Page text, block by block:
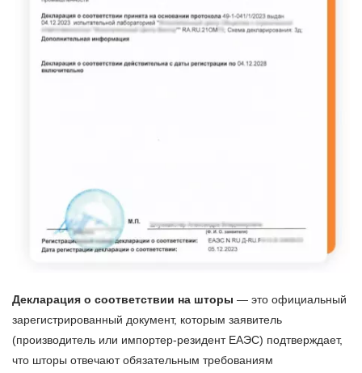
Декларация о соответствии на шторы — это официальный
зарегистрированный документ, которым заявитель
(производитель или импортер-резидент ЕАЭС) подтверждает,
что шторы отвечают обязательным требованиям